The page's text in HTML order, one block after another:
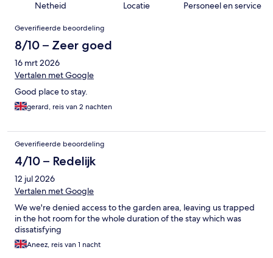
Netheid Locatie Personeel en service
Beoordelingen
Geverifieerde beoordeling
8/10 – Zeer goed
16 mrt 2026
Vertalen met Google
Good place to stay.
gerard, reis van 2 nachten
Geverifieerde beoordeling
4/10 – Redelijk
12 jul 2026
Vertalen met Google
We we're denied access to the garden area, leaving us trapped
in the hot room for the whole duration of the stay which was
dissatisfying
Aneez, reis van 1 nacht